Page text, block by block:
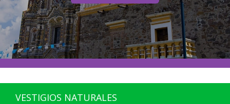
VESTIGIOS NATURALES